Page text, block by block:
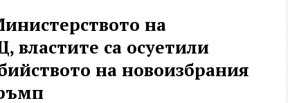
на
властите са осуетили
на новоизбрания